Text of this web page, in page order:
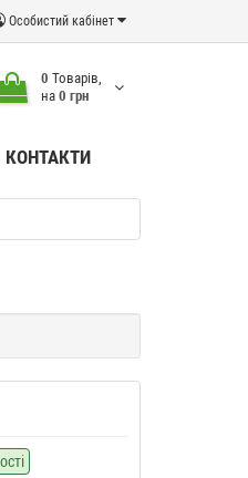
Особистий кабінет
0 Товарів,
на 0 грн
КОНТАКТИ